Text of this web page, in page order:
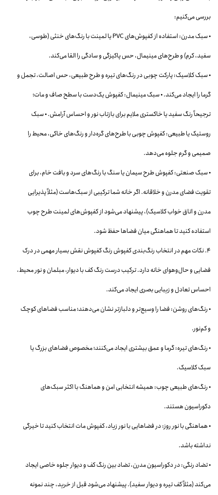
بررسی می‌کنیم:
• سبک مدرن: استفاده از کفپوش‌های PVC یا لمینت با رنگ‌های خنثی (طوسی،
سفید، کرم) و طرح‌های مینیمال، حس پاکیزگی و سادگی را القا می‌کند.
• سبک کلاسیک: پارکت چوبی در رنگ‌های تیره و طرح طبیعی، حس اصالت، تجمل و
گرما را ایجاد می‌کند. • سبک مینیمال: کفپوش یک‌دست با سطح صاف و مات؛
ترجیحاً رنگ سفید یا خاکستری ملایم برای بازتاب نور و احساس آرامش. • سبک
روستیک یا طبیعی: کفپوش چوبی با طرح‌های گره‌دار و رنگ‌های خاکی، محیط را
صمیمی و گرم جلوه می‌دهد.
• سبک صنعتی: کفپوش طرح سیمان یا سنگ با رنگ‌های سرد و بافت خام، برای
تقویت فضای مدرن و خلاقانه. اگر خانه شما ترکیبی از سبک‌هاست (مثلاً پذیرایی
مدرن و اتاق خواب کلاسیک)، پیشنهاد می‌شود از کفپوش‌های لمینت طرح چوب
استفاده کنید تا هماهنگی میان فضاها حفظ شود.
۴. نکات مهم در انتخاب رنگ‌بندی کفپوش رنگ کفپوش نقش بسیار مهمی در درک
فضایی و حال‌وهوای خانه دارد. ترکیب درست رنگ کف با دیوار، مبلمان و نور محیط،
احساس تعادل و زیبایی بصری ایجاد می‌کند.
• رنگ‌های روشن: فضا را وسیع‌تر و دلبازتر نشان می‌دهند؛ مناسب فضاهای کوچک
و کم‌نور.
• رنگ‌های تیره: گرما و عمق بیشتری ایجاد می‌کنند؛ مخصوص فضاهای بزرگ یا
سبک کلاسیک.
• رنگ‌های طبیعی چوب: همیشه انتخابی امن و هماهنگ با اکثر سبک‌های
دکوراسیون هستند.
• هماهنگی با نور روز: در فضاهایی با نور زیاد، کفپوش مات انتخاب کنید تا خیرگی
نداشته باشد.
• تضاد رنگی: در دکوراسیون مدرن، تضاد بین رنگ کف و دیوار جلوه خاصی ایجاد
می‌کند (مثلاً کف تیره و دیوار سفید). پیشنهاد می‌شود قبل از خرید، چند نمونه